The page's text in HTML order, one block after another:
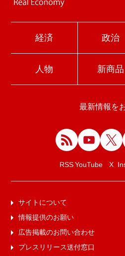
経済 政治
人物 新商品
最新情報を
RSSYouTube X
サイトについて
情報提供のお願い
広告掲載のお問い合わせ
プレスリリース送付窓口